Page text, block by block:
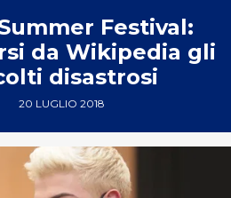
Festival:
da Wikipedia gli
disastrosi
20 LUGLIO 2018